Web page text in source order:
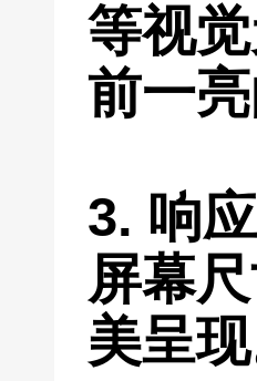
等视
前一
3. 响
屏幕
美呈现